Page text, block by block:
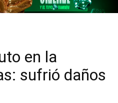
en la
sufrió daños